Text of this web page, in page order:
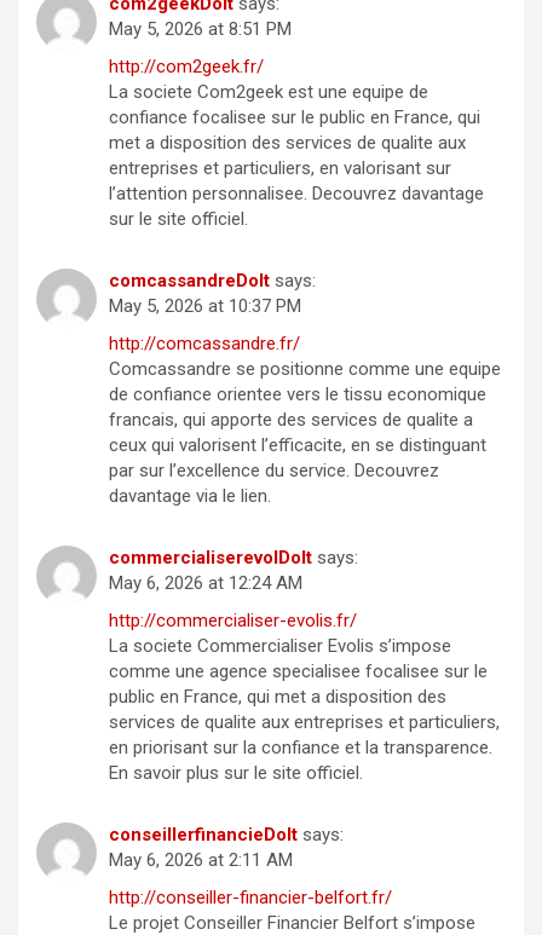
May 5, 2026 at 8:51 PM
http://com2geek.fr/
La societe Com2geek est une equipe de
confiance focalisee sur le public en France, qui
met a disposition des services de qualite aux
entreprises et particuliers, en valorisant sur
l’attention personnalisee. Decouvrez davantage
sur le site officiel.
comcassandreDoIt says:
May 5, 2026 at 10:37 PM
http://comcassandre.fr/
Comcassandre se positionne comme une equipe
de confiance orientee vers le tissu economique
francais, qui apporte des services de qualite a
ceux qui valorisent l’efficacite, en se distinguant
par sur l’excellence du service. Decouvrez
davantage via le lien.
commercialiserevolDoIt says:
May 6, 2026 at 12:24 AM
http://commercialiser-evolis.fr/
La societe Commercialiser Evolis s’impose
comme une agence specialisee focalisee sur le
public en France, qui met a disposition des
services de qualite aux entreprises et particuliers,
en priorisant sur la confiance et la transparence.
En savoir plus sur le site officiel.
conseillerfinancieDoIt says:
May 6, 2026 at 2:11 AM
http://conseiller-financier-belfort.fr/
Le projet Conseiller Financier Belfort s’impose